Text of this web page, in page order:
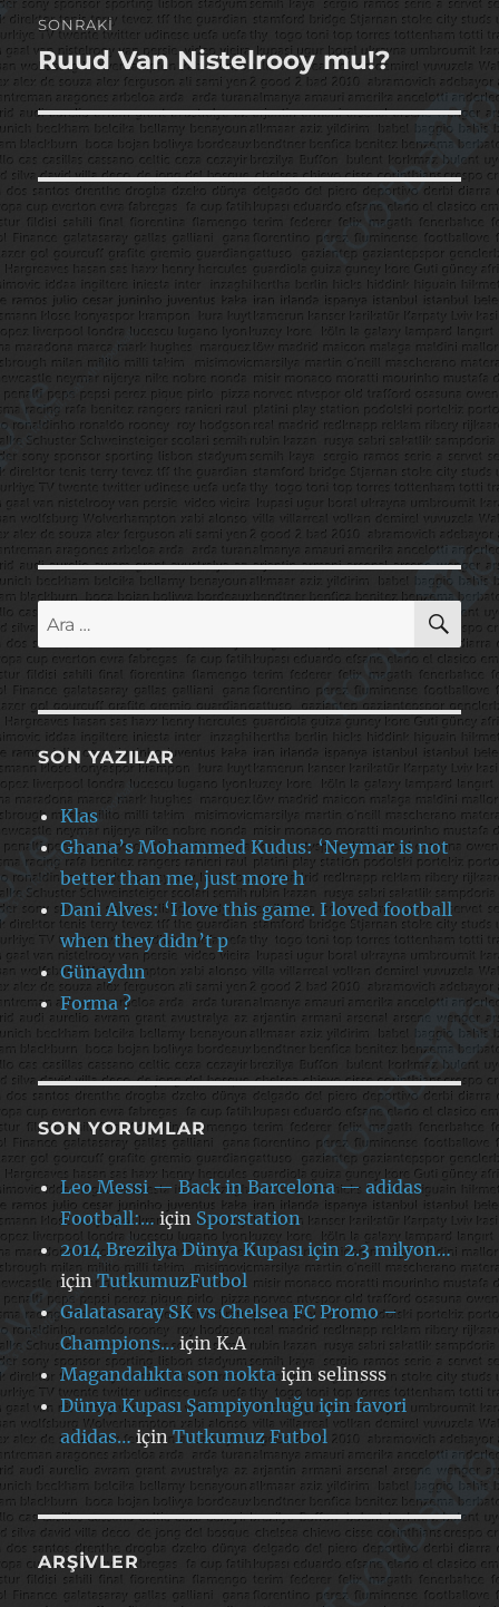
SONRAKI
Sonraki
yazı:
Ruud Van Nistelrooy mu!?
Ara:
SON YAZILAR
Klas
Ghana’s Mohammed Kudus: ‘Neymar is not
better than me, just more h
Dani Alves: ‘I love this game. I loved football
when they didn’t p
Günaydın
Forma ?
SON YORUMLAR
Leo Messi — Back in Barcelona — adidas
Football:…için Sporstation
2014 Brezilya Dünya Kupası için 2.3 milyon…
içinTutkumuzFutbol
Galatasaray SK vs Chelsea FC Promo –
Champions… içinK.A
Magandalıkta son noktaiçinselinsss
Dünya Kupası Şampiyonluğu için favori
adidas…içinTutkumuz Futbol
ARŞIVLER